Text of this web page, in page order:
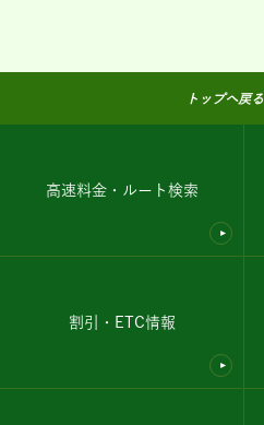
トップへ戻る
高速料金・ルート検索
割引・ETC情報